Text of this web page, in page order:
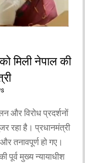
मिली नेपाल की
और विरोध प्रदर्शनों
रहा है। प्रधानमंत्री
तनावपूर्ण हो गए।
पूर्व मुख्य न्यायाधीश